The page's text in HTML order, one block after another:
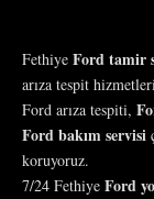
Fethiye Ford tamir
arıza tespit
Ford arıza tespiti,
Ford bakım servisi
koruyoruz.
7/24 Fethiye Ford